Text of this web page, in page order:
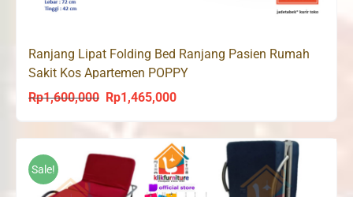
Ranjang Lipat Folding Bed Ranjang Pasien Rumah
Sakit Kos Apartemen POPPY
Rp1,600,000
Original
was:
Rp1,600,000.
Rp1,465,000Current
is:
Rp1,465,000.
Sale!